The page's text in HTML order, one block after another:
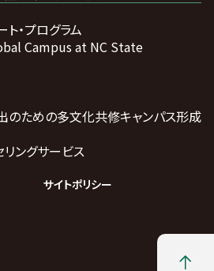
・プログラム
Campus at NC State
のための多文化共修キャンパス形成
リングサービス
サイトポリシー